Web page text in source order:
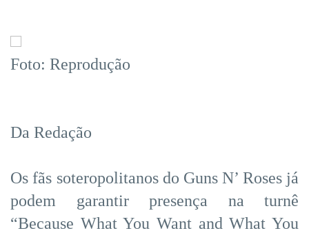
Foto: Reprodução
Da Redação
Os fãs soteropolitanos do Guns N’ Roses já
podem garantir presença na turnê
“Because What You Want and What You